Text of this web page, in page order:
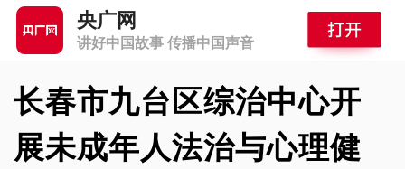
央广网
讲好中国故事 传播中国声音
长春市九台区综治中心开
展未成年人法治与心理健